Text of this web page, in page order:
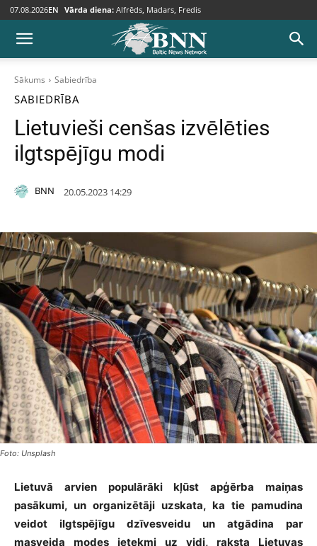
07.08.2026EN Vārda diena: Alfrēds, Madars, Fredis
Sākums Sabiedrība
SABIEDRĪBA
Lietuvieši cenšas izvēlēties
ilgtspējīgu modi
BNN 20.05.2023 14:29
Foto: Unsplash
Lietuvā arvien populārāki kļūst apģērba maiņas
pasākumi, un organizētāji uzskata, ka tie pamudina
veidot ilgtspējīgu dzīvesveidu un atgādina par
masveida modes ietekmi uz vidi, raksta Lietuvas